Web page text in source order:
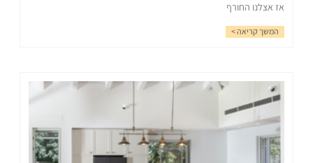
אז אצלנו החורף
המשך קריאה >